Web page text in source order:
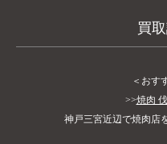
買
＜おす
>>焼肉
神戸三宮近辺で焼肉店